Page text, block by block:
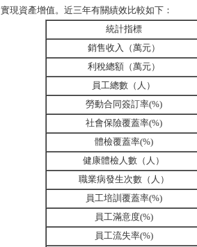
實現資產增值。近三年有關績效比較如下：
統計指標
銷售收入（萬元）
利稅總額（萬元）
員工總數（人）
勞動合同簽訂率(%)
社會保險覆蓋率(%)
體檢覆蓋率(%)
健康體檢人數（人）
職業病發生次數（人）
員工培訓覆蓋率(%)
員工滿意度(%)
員工流失率(%)